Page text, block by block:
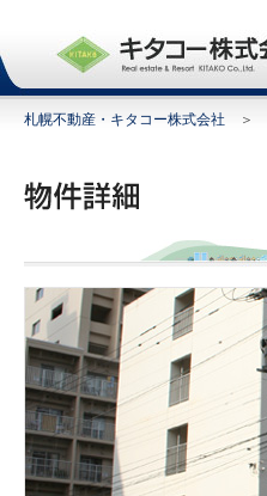
札幌不動産・キタコー株式会社 ＞